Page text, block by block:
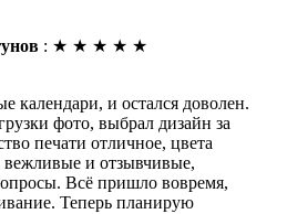
: ★ ★ ★ ★ ★
календари, и остался доволен.
фото, выбрал дизайн за
печати отличное, цвета
вежливые и отзывчивые,
Всё пришло вовремя,
Теперь планирую